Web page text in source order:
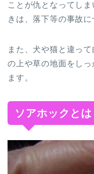
ことが仇となってし
きは、落下等の事故に
また、犬や猫と違っ
の上や草の地面をし
ます。
ソアホックとは